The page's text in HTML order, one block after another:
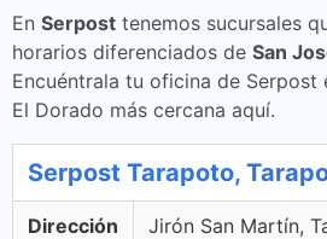
En Serpost tenemos sucursales
horarios diferenciados de San
Encuéntrala tu oficina de Serpost
El Dorado más cercana aquí.
Serpost Tarapoto,
Dirección Jirón San Martín,